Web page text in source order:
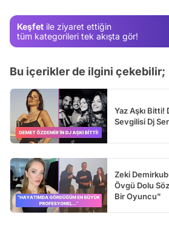
Keşfet ile ziyaret ettiğin
tüm kategorileri tek akışta gör!
Bu içerikler de ilgini çekebilir;
Yaz Aşkı
Sevgilisi Dj
Zeki
Övgü Dolu
Bir Oyuncu"